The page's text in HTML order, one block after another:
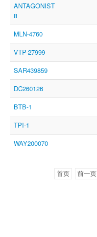
ANTAGONIST
8
MLN-4760
VTP-27999
SAR439859
DC260126
BTB-1
TPI-1
WAY200070
首页 前一页